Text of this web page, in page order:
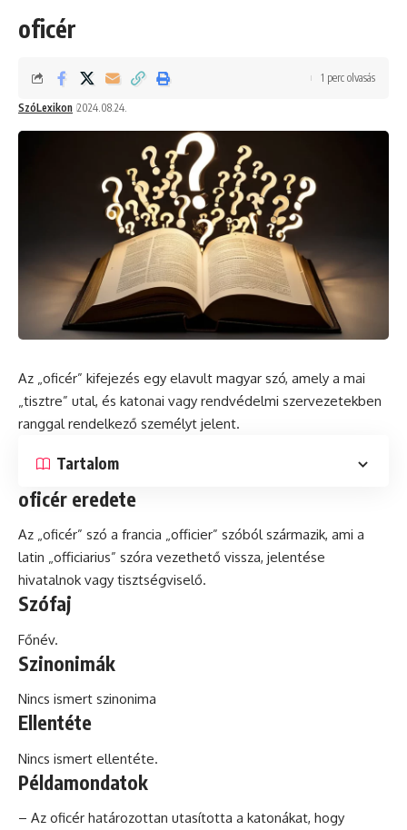
oficér
SzóLexikon 2024.08.24.
1 perc olvasás
Az „oficér” kifejezés egy elavult magyar szó, amely a mai
„tisztre” utal, és katonai vagy rendvédelmi szervezetekben
ranggal rendelkező személyt jelent.
Tartalom
oficér eredete
Az „oficér” szó a francia „officier” szóból származik, ami a
latin „officiarius” szóra vezethető vissza, jelentése
hivatalnok vagy tisztségviselő.
Szófaj
Főnév.
Szinonimák
Nincs ismert szinonima
Ellentéte
Nincs ismert ellentéte.
Példamondatok
– Az oficér határozottan utasította a katonákat, hogy